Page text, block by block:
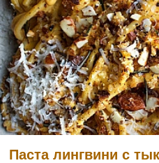
Паста лингвини с